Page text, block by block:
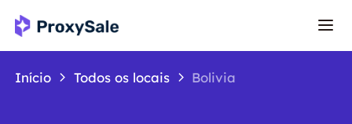
Início Todos os locais Bolivia